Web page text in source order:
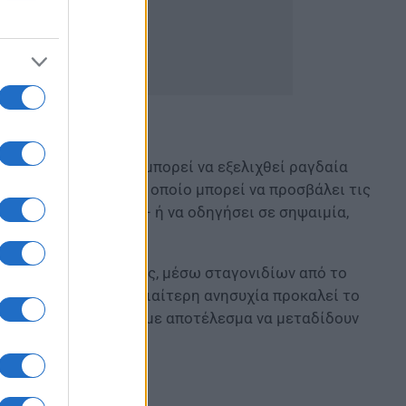
λοίμωξη, που μπορεί να εξελιχθεί ραγδαία
meningitidis, το οποίο μπορεί να προσβάλει τις
τον νωτιαίο μυελό– ή να οδηγήσει σε σηψαιμία,
φορείς ή ασθενείς, μέσω σταγονιδίων από το
και σκευών. Ιδιαίτερη ανησυχία προκαλεί το
συμπτώματα, με αποτέλεσμα να μεταδίδουν